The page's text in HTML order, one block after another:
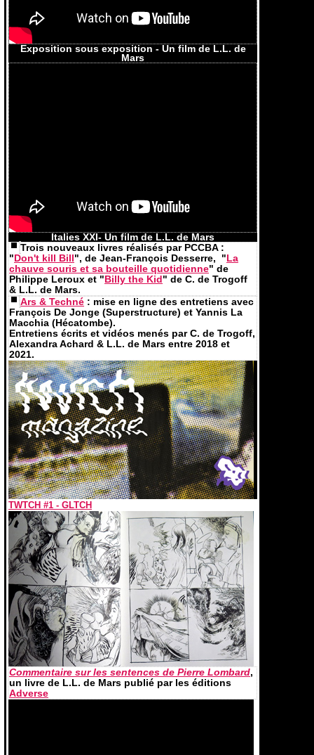
Exposition sous exposition - Un film de L.L. de
Mars
Italies XXI- Un film de L.L. de Mars
Trois nouveaux livres réalisés par PCCBA :
"Don't kill Bill", de Jean-François Desserre, "La
chauve souris et sa bouteille quotidienne" de
Philippe Leroux et "Billy the Kid" de C. de Trogoff
& L.L. de Mars.
Ars & Techné : mise en ligne des entretiens avec
François De Jonge (Superstructure) et Yannis La
Macchia (Hécatombe).
Entretiens écrits et vidéos menés par C. de Trogoff,
Alexandra Achard & L.L. de Mars entre 2018 et
2021.
TWTCH #1 - GLTCH
Commentaire sur les sentences de Pierre Lombard,
un livre de L.L. de Mars publié par les éditions
Adverse